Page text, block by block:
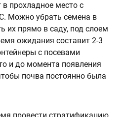
в прохладное место с
Можно убрать семена в
их прямо в саду, под слоем
ожидания составит 2-3
с посевами
и до момента появления
почва постоянно была